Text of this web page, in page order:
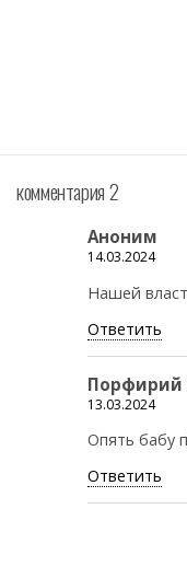
комментария 2
Аноним
14.03.2024
Нашей
Ответить
Порфирий
13.03.2024
Опять бабу
Ответить